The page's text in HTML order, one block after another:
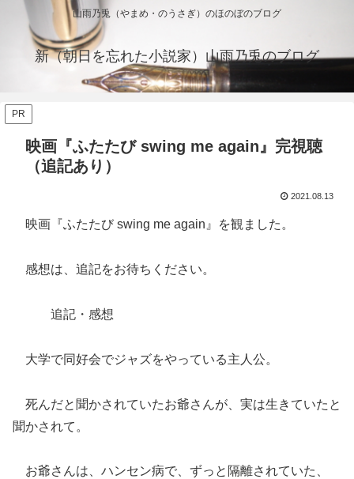
山雨乃兎（やまめ・のうさぎ）のほのぼのブログ
新（朝日を忘れた小説家）山雨乃兎のブログ
PR
映画『ふたたび swing me again』完視聴
（追記あり）
2021.08.13
映画『ふたたび swing me again』を観ました。
感想は、追記をお待ちください。
追記・感想
大学で同好会でジャズをやっている主人公。
死んだと聞かされていたお爺さんが、実は生きていたと
聞かされて。
お爺さんは、ハンセン病で、ずっと隔離されていた、